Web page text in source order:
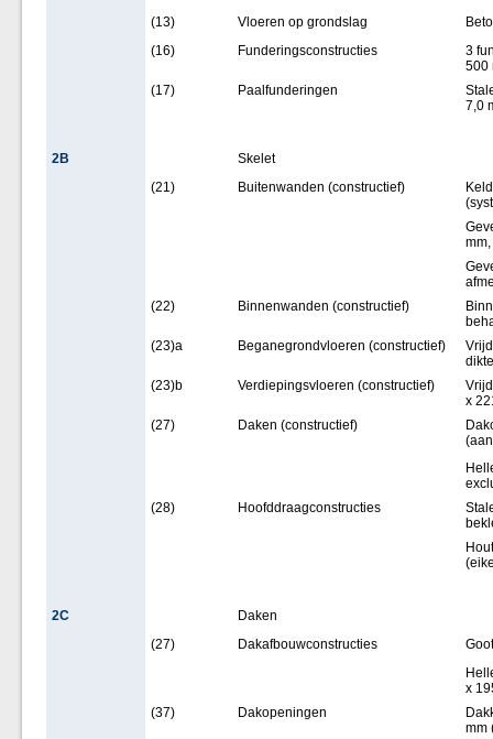
(13)
Vloeren op grondslag
(16)
Funderingsconstructies
3
500
(17)
Paalfunderingen
7,0
2B
Skelet
(21)
Buitenwanden (constructief)
(22)
Binnenwanden (constructief)
(23)a
Beganegrondvloeren (constructief)
(23)b
Verdiepingsvloeren (constructief)
x
(27)
Daken (constructief)
(28)
Hoofddraagconstructies
2C
Daken
(27)
Dakafbouwconstructies
x
(37)
Dakopeningen
mm